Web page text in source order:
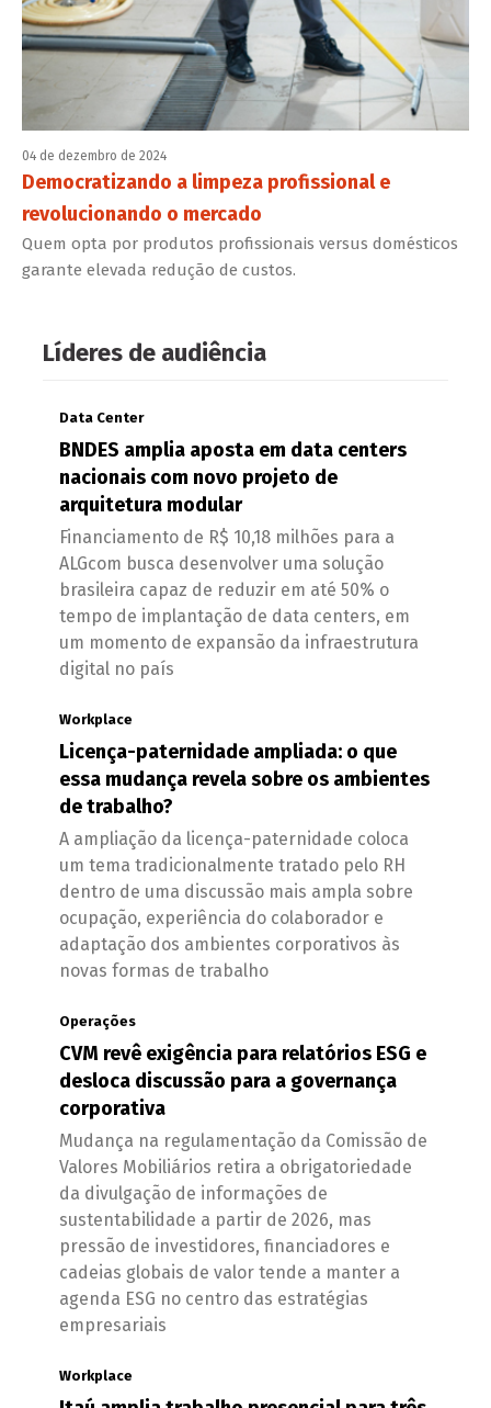
04 de dezembro de 2024
Democratizando a limpeza profissional e
revolucionando o mercado
Quem opta por produtos profissionais versus domésticos
garante elevada redução de custos.
Líderes de audiência
Data Center
BNDES amplia aposta em data centers
nacionais com novo projeto de
arquitetura modular
Financiamento de R$ 10,18 milhões para a
ALGcom busca desenvolver uma solução
brasileira capaz de reduzir em até 50% o
tempo de implantação de data centers, em
um momento de expansão da infraestrutura
digital no país
Workplace
Licença-paternidade ampliada: o que
essa mudança revela sobre os ambientes
de trabalho?
A ampliação da licença-paternidade coloca
um tema tradicionalmente tratado pelo RH
dentro de uma discussão mais ampla sobre
ocupação, experiência do colaborador e
adaptação dos ambientes corporativos às
novas formas de trabalho
Operações
CVM revê exigência para relatórios ESG e
desloca discussão para a governança
corporativa
Mudança na regulamentação da Comissão de
Valores Mobiliários retira a obrigatoriedade
da divulgação de informações de
sustentabilidade a partir de 2026, mas
pressão de investidores, financiadores e
cadeias globais de valor tende a manter a
agenda ESG no centro das estratégias
empresariais
Workplace